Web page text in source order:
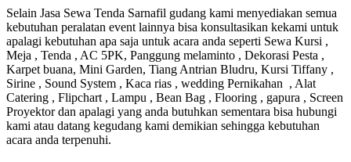
Selain Jasa Sewa Tenda Sarnafil gudang kami menyediakan semua
kebutuhan peralatan event lainnya bisa konsultasikan kekami untuk
apalagi kebutuhan apa saja untuk acara anda seperti Sewa Kursi ,
Meja , Tenda , AC 5PK, Panggung melaminto , Dekorasi Pesta ,
Karpet buana, Mini Garden, Tiang Antrian Bludru, Kursi Tiffany ,
Sirine , Sound System , Kaca rias , wedding Pernikahan , Alat
Catering , Flipchart , Lampu , Bean Bag , Flooring , gapura , Screen
Proyektor dan apalagi yang anda butuhkan sementara bisa hubungi
kami atau datang kegudang kami demikian sehingga kebutuhan
acara anda terpenuhi.